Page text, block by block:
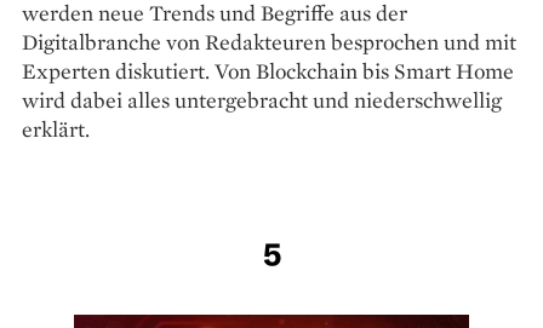
werden neue Trends und Begriffe aus der
Digitalbranche von Redakteuren besprochen und mit
Experten diskutiert. Von Blockchain bis Smart Home
wird dabei alles untergebracht und niederschwellig
erklärt.
5